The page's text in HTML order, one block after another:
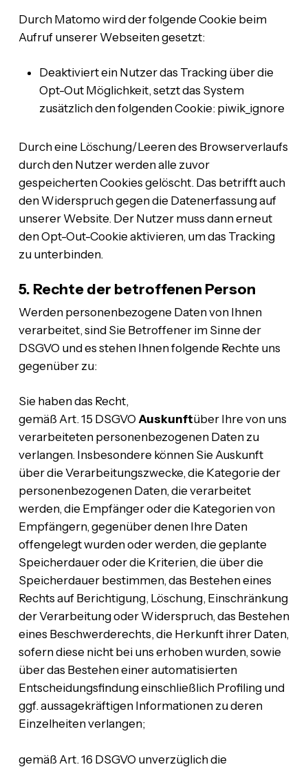
Durch Matomo wird der folgende Cookie beim
Aufruf unserer Webseiten gesetzt:
Deaktiviert ein Nutzer das Tracking über die
Opt-Out Möglichkeit, setzt das System
zusätzlich den folgenden Cookie: piwik_ignore
Durch eine Löschung/Leeren des Browserverlaufs
durch den Nutzer werden alle zuvor
gespeicherten Cookies gelöscht. Das betrifft auch
den Widerspruch gegen die Datenerfassung auf
unserer Website. Der Nutzer muss dann erneut
den Opt-Out-Cookie aktivieren, um das Tracking
zu unterbinden.
5. Rechte der betroffenen Person
Werden personenbezogene Daten von Ihnen
verarbeitet, sind Sie Betroffener im Sinne der
DSGVO und es stehen Ihnen folgende Rechte uns
gegenüber zu:
Sie haben das Recht,
gemäß Art. 15 DSGVO Auskunftüber Ihre von uns
verarbeiteten personenbezogenen Daten zu
verlangen. Insbesondere können Sie Auskunft
über die Verarbeitungszwecke, die Kategorie der
personenbezogenen Daten, die verarbeitet
werden, die Empfänger oder die Kategorien von
Empfängern, gegenüber denen Ihre Daten
offengelegt wurden oder werden, die geplante
Speicherdauer oder die Kriterien, die über die
Speicherdauer bestimmen, das Bestehen eines
Rechts auf Berichtigung, Löschung, Einschränkung
der Verarbeitung oder Widerspruch, das Bestehen
eines Beschwerderechts, die Herkunft ihrer Daten,
sofern diese nicht bei uns erhoben wurden, sowie
über das Bestehen einer automatisierten
Entscheidungsfindung einschließlich Profiling und
ggf. aussagekräftigen Informationen zu deren
Einzelheiten verlangen;
gemäß Art. 16 DSGVO unverzüglich die